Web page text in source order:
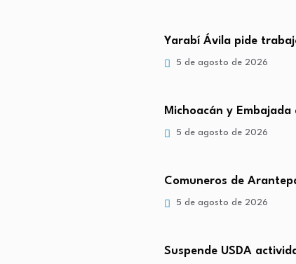
Yarabí Ávila pide
5 de agosto de 2026
Michoacán y
5 de agosto de 2026
Comuneros de
5 de agosto de 2026
Suspende USDA